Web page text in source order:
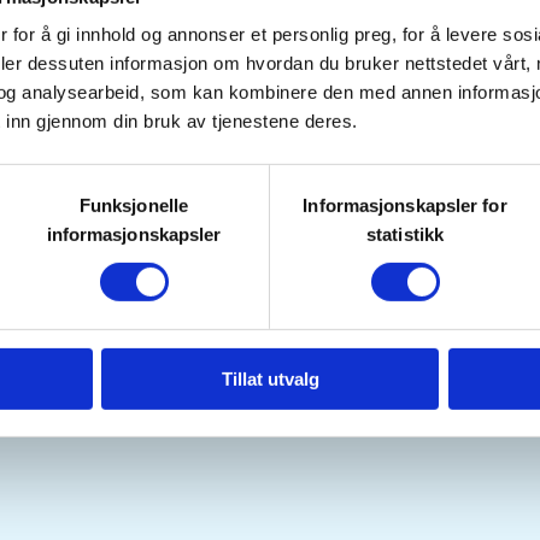
for å gi innhold og annonser et personlig preg, for å levere
dessuten informasjon om hvordan du bruker nettstedet vårt,
analysearbeid, som kan kombinere den med annen
gjennom din bruk av tjenestene deres.
Funksjonelle
informasjonskapsler
Informasjonskapsler for
statistikk
Tillat utvalg
utlån.
å lukke kl. 19.00 om